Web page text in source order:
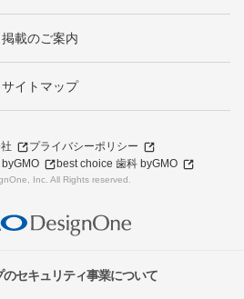
掲載のご案内
サイトマップ
プライバシーポリシー
best choice 歯科 byGMO
Inc. All Rights reserved.
セキュリティ事業について